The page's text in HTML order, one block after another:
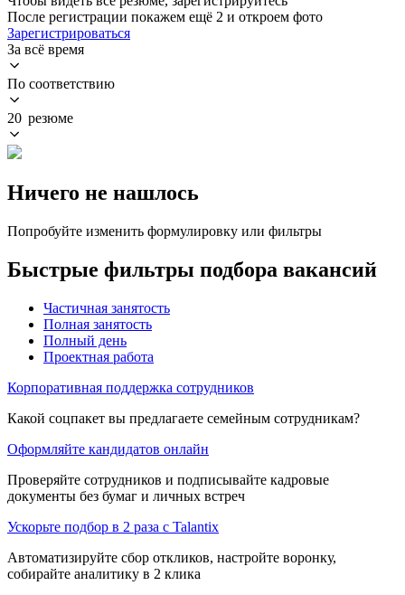
После регистрации покажем ещё 2 и откроем фото
Зарегистрироваться
За всё время
По соответствию
20 резюме
Ничего не нашлось
Попробуйте изменить формулировку или фильтры
Быстрые фильтры подбора вакансий
Частичная занятость
Полная занятость
Полный день
Проектная работа
Корпоративная поддержка сотрудников
Какой соцпакет вы предлагаете семейным сотрудникам?
Оформляйте кандидатов онлайн
Проверяйте сотрудников и подписывайте кадровые
документы без бумаг и личных встреч
Ускорьте подбор в 2 раза с Talantix
Автоматизируйте сбор откликов, настройте воронку,
собирайте аналитику в 2 клика